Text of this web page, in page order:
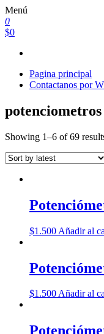
Saltar
al
contenido
Menú
0
$0
Pagina principal
Contactanos por
potenciometros
Showing 1–6 of 69
$1.500 Añadir al
$1.500Añadir al